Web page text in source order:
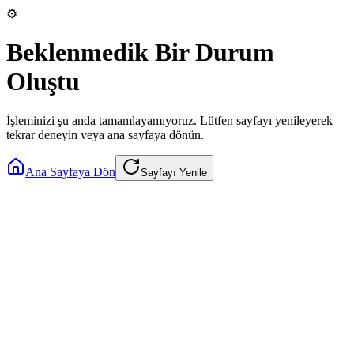
⚙️
Beklenmedik Bir Durum
Oluştu
İşleminizi şu anda tamamlayamıyoruz. Lütfen sayfayı yenileyerek
tekrar deneyin veya ana sayfaya dönün.
Ana Sayfaya Dön Sayfayı Yenile